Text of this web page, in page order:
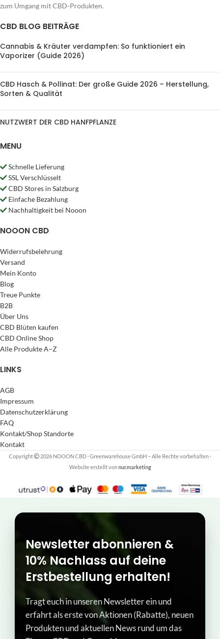
zum Umgang mit CBD-Produkten.
CBD BLOG BEITRÄGE
Cannabis & Kräuter verdampfen: So funktioniert ein
Vaporizer (Guide 2026)
CBD Hasch & Pollinat: Der große Guide 2026 – Herstellung,
Sorten & Qualität
NUTZWERT DER CBD HANFPFLANZE
MENU
Schnelle Lieferung
SSL Verschlüsselt
CBD Stores in Salzburg
Einfache Bezahlung
Nachhaltigkeit bei Nooon
NOOON CBD
Widerrufsbelehrung
Versand
Mein Konto
Blog
Treue Punkte
B2B
Über Uns
CBD Blüten kaufen
CBD Online Shop
Alle Produkte A–Z
LINKS
AGB
Impressum
Datenschutzerklärung
FAQ
Kontakt/Shop Standorte
Kontakt
Copyright 2026 NOOON CBD · Greenwarehouse GmbH – Alle Rechte vorbehalten·
Website erstellt vonnur.marketing
Newsletter abonnieren &
10% Nachlass auf deine
Erstbestellung erhalten!
Tragt euch in unseren Newsletter ein und
erfahrt als erste von Aktionen (Rabatte), neuen
Produkten und aktuellen News rund um das